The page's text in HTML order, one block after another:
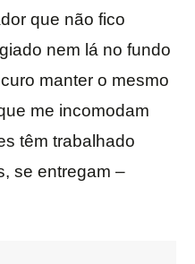
que não fico
nem lá no fundo
manter o mesmo
me incomodam
têm trabalhado
se entregam –